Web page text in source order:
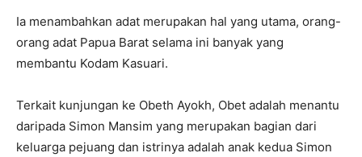
Ia menambahkan adat merupakan hal yang utama, orang-
orang adat Papua Barat selama ini banyak yang
membantu Kodam Kasuari.
Terkait kunjungan ke Obeth Ayokh, Obet adalah menantu
daripada Simon Mansim yang merupakan bagian dari
keluarga pejuang dan istrinya adalah anak kedua Simon